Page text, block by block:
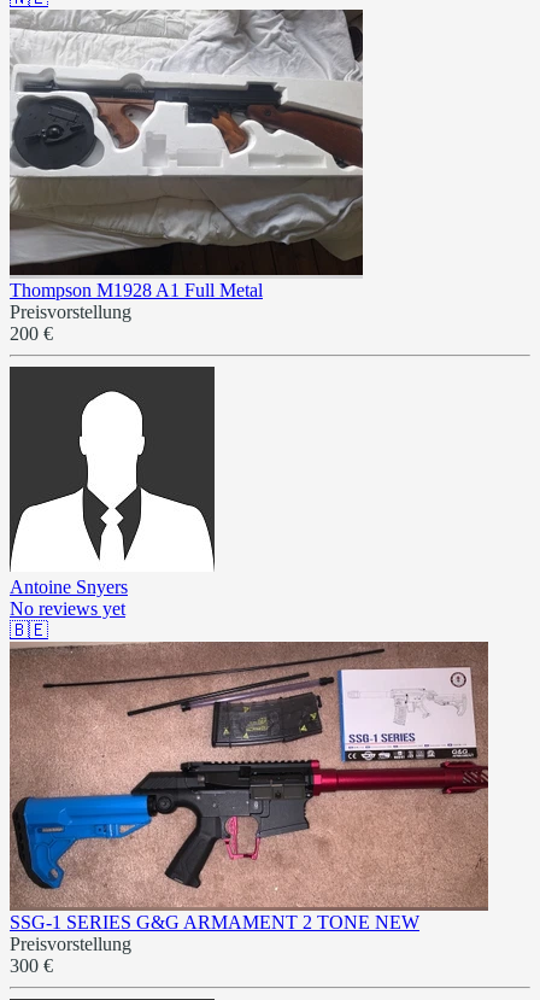
Thompson M1928 A1 Full Metal
Preisvorstellung
200 €
Antoine Snyers
No reviews yet
🇧🇪
SSG-1 SERIES G&G ARMAMENT 2 TONE NEW
Preisvorstellung
300 €